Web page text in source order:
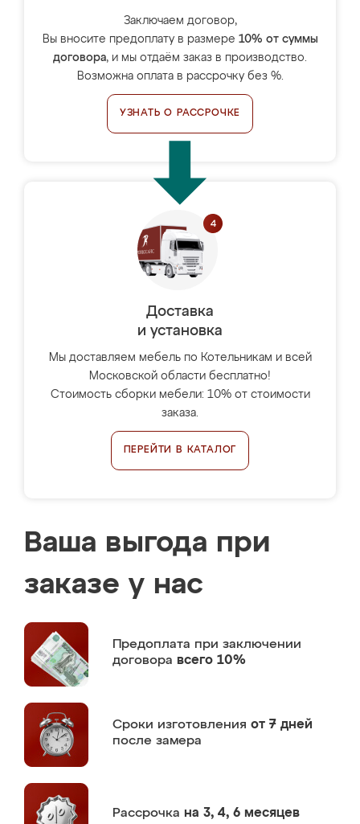
Заключаем договор,
Вы вносите предоплату в размере 10% от суммы
договора, и мы отдаём заказ в производство.
Возможна оплата в рассрочку без %.
УЗНАТЬ О РАССРОЧКЕ
Доставка
и установка
Мы доставляем мебель по Котельникам и всей
Московской области бесплатно!
Стоимость сборки мебели: 10% от стоимости
заказа.
ПЕРЕЙТИ В КАТАЛОГ
Ваша выгода при
заказе у нас
Предоплата при заключении
договора всего 10%
Сроки изготовления от 7 дней
после замера
Рассрочка на 3, 4, 6 месяцев